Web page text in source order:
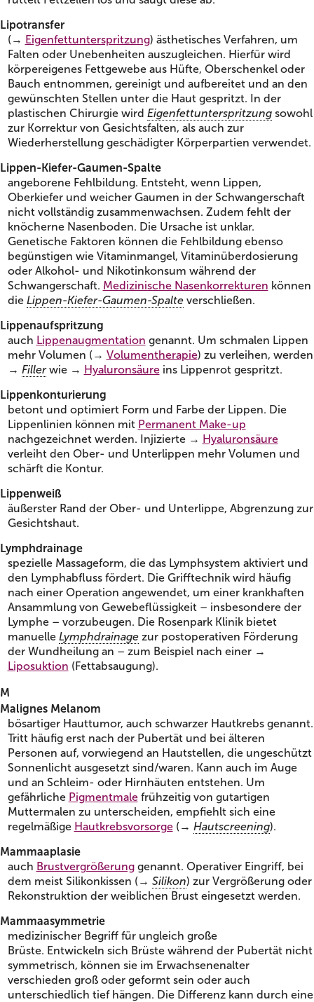
Lipotransfer
(→ Eigenfettunterspritzung) ästhetisches Verfahren, um
Falten oder Unebenheiten auszugleichen. Hierfür wird
körpereigenes Fettgewebe aus Hüfte, Oberschenkel oder
Bauch entnommen, gereinigt und aufbereitet und an den
gewünschten Stellen unter die Haut gespritzt. In der
plastischen Chirurgie wird Eigenfettunterspritzungsowohl
zur Korrektur von Gesichtsfalten, als auch zur
Wiederherstellung geschädigter Körperpartien verwendet.
Lippen-Kiefer-Gaumen-Spalte
angeborene Fehlbildung. Entsteht, wenn Lippen,
Oberkiefer und weicher Gaumen in der Schwangerschaft
nicht vollständig zusammenwachsen. Zudem fehlt der
knöcherne Nasenboden. Die Ursache ist unklar.
Genetische Faktoren können die Fehlbildung ebenso
begünstigen wie Vitaminmangel, Vitaminüberdosierung
oder Alkohol- und Nikotinkonsum während der
Schwangerschaft. Medizinische Nasenkorrekturen können
die Lippen-Kiefer-Gaumen-Spalteverschließen.
Lippenaufspritzung
auch Lippenaugmentation genannt. Um schmalen Lippen
mehr Volumen (→ Volumentherapie) zu verleihen, werden
→ Fillerwie → Hyaluronsäureins Lippenrot gespritzt.
Lippenkonturierung
betont und optimiert Form und Farbe der Lippen. Die
Lippenlinien können mit Permanent Make-up
nachgezeichnet werden. Injizierte → Hyaluronsäure
verleiht den Ober- und Unterlippen mehr Volumen und
schärft die Kontur.
Lippenweiß
äußerster Rand der Ober- und Unterlippe, Abgrenzung zur
Gesichtshaut.
Lymphdrainage
spezielle Massageform, die das Lymphsystem aktiviert und
den Lymphabfluss fördert. Die Grifftechnik wird häufig
nach einer Operation angewendet, um einer krankhaften
Ansammlung von Gewebeflüssigkeit – insbesondere der
Lymphe – vorzubeugen. Die Rosenpark Klinik bietet
manuelle Lymphdrainagezur postoperativen Förderung
der Wundheilung an – zum Beispiel nach einer →
Liposuktion (Fettabsaugung).
M
Malignes Melanom
bösartiger Hauttumor, auch schwarzer Hautkrebs genannt.
Tritt häufig erst nach der Pubertät und bei älteren
Personen auf, vorwiegend an Hautstellen, die ungeschützt
Sonnenlicht ausgesetzt sind/waren. Kann auch im Auge
und an Schleim- oder Hirnhäuten entstehen. Um
gefährliche Pigmentmalefrühzeitig von gutartigen
Muttermalen zu unterscheiden, empfiehlt sich eine
regelmäßige Hautkrebsvorsorge(→ Hautscreening).
Mammaaplasie
auch Brustvergrößerunggenannt. Operativer Eingriff, bei
dem meist Silikonkissen (→ Silikon) zur Vergrößerung oder
Rekonstruktion der weiblichen Brust eingesetzt werden.
Mammaasymmetrie
medizinischer Begriff für ungleich große
Brüste. Entwickeln sich Brüste während der Pubertät nicht
symmetrisch, können sie im Erwachsenenalter
verschieden groß oder geformt sein oder auch
unterschiedlich tief hängen. Die Differenz kann durch eine